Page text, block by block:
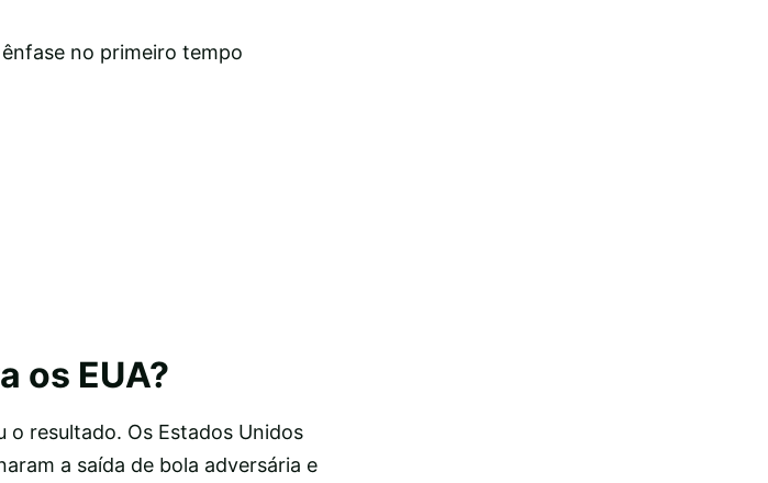
no primeiro tempo
os EUA?
resultado. Os Estados Unidos
a saída de bola adversária e